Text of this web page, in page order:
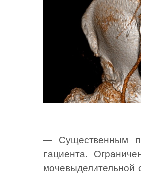
— Существенным
пациента.
мочевыделительной